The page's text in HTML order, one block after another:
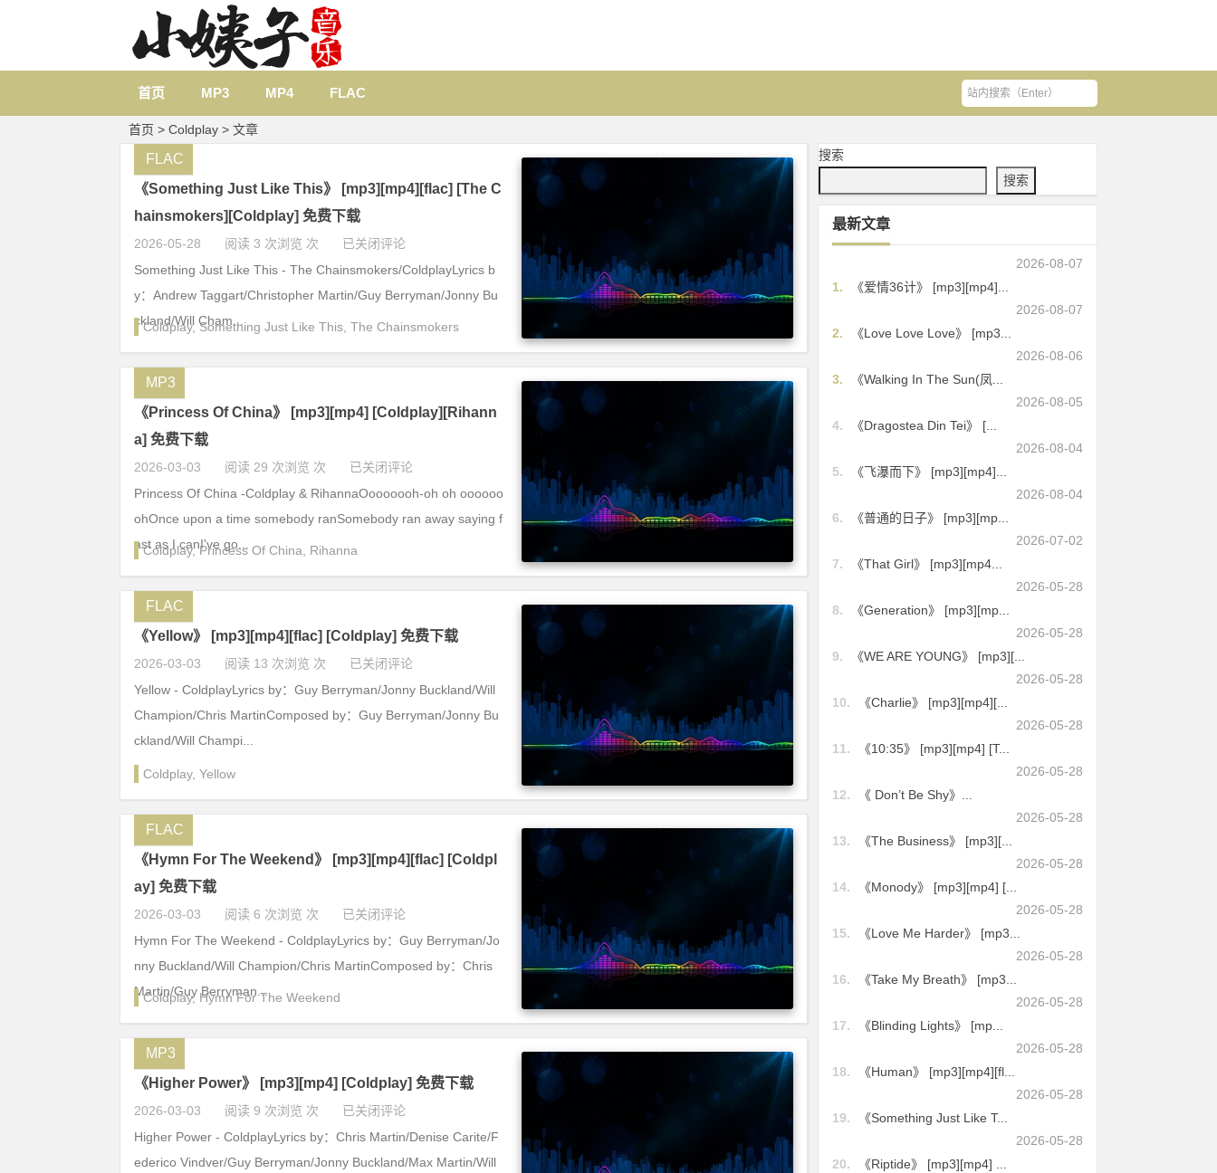
首页 MP3 MP4 FLAC
首页 > Coldplay > 文章
《Something Just Like This》 [mp3][mp4][flac] [The C
hainsmokers][Coldplay] 免费下载
2026-05-28 阅读 3 次浏览 次 已关闭评论
FLAC
Something Just Like This - The Chainsmokers/ColdplayLyrics b
y：Andrew Taggart/Christopher Martin/Guy Berryman/Jonny Bu
ckland/Will Cham...
Coldplay, Something Just Like This The Chainsmokers
《Princess Of China》 [mp3][mp4] [Coldplay][Rihann
a] 免费下载
2026-03-03 阅读 29 次浏览 次 已关闭评论
MP3
Princess Of China -Coldplay & RihannaOooooooh-oh oh oooooo
ohOnce upon a time somebody ranSomebody ran away saying f
ast as I canI've go...
Coldplay,Princess Of China Rihanna
《Yellow》 [mp3][mp4][flac] [Coldplay] 免费下载
2026-03-03 阅读 13 次浏览 次 已关闭评论
FLAC
Yellow - ColdplayLyrics by：Guy Berryman/Jonny Buckland/Will
Champion/Chris MartinComposed by：Guy Berryman/Jonny Bu
ckland/Will Champi...
Coldplay, Yellow
《Hymn For The Weekend》 [mp3][mp4][flac] [Coldpl
ay] 免费下载
2026-03-03 阅读 6 次浏览 次 已关闭评论
FLAC
Hymn For The Weekend - ColdplayLyrics by：Guy Berryman/Jo
nny Buckland/Will Champion/Chris MartinComposed by：Chris
Martin/Guy Berryman...
Coldplay, Hymn For The Weekend
《Higher Power》 [mp3][mp4] [Coldplay] 免费下载
2026-03-03 阅读 9 次浏览 次 已关闭评论
MP3
Higher Power - ColdplayLyrics by：Chris Martin/Denise Carite/F
ederico Vindver/Guy Berryman/Jonny Buckland/Max Martin/Will
搜索
搜索
最新文章
2026-08-07
1.
《爱情36计》 [mp3][mp4]...
2026-08-07
2.
《Love Love Love》 [mp3...
2026-08-06
3.
《Walking In The Sun(凤...
2026-08-05
4.
《Dragostea Din Tei》 [...
2026-08-04
5.
《飞瀑而下》 [mp3][mp4]...
2026-08-04
6.
《普通的日子》 [mp3][mp...
2026-07-02
7.
《That Girl》 [mp3][mp4...
2026-05-28
8.
《Generation》 [mp3][mp...
2026-05-28
9.
《WE ARE YOUNG》 [mp3][...
2026-05-28
10.
《Charlie》 [mp3][mp4][...
2026-05-28
11.
《10:35》 [mp3][mp4] [T...
2026-05-28
12.
《 Don’t Be Shy》...
2026-05-28
13.
《The Business》 [mp3][...
2026-05-28
14.
《Monody》 [mp3][mp4] [...
2026-05-28
15.
《Love Me Harder》 [mp3...
2026-05-28
16.
《Take My Breath》 [mp3...
2026-05-28
17.
《Blinding Lights》 [mp...
2026-05-28
18.
《Human》 [mp3][mp4][fl...
2026-05-28
19.
《Something Just Like T...
2026-05-28
20.
《Riptide》 [mp3][mp4] ...